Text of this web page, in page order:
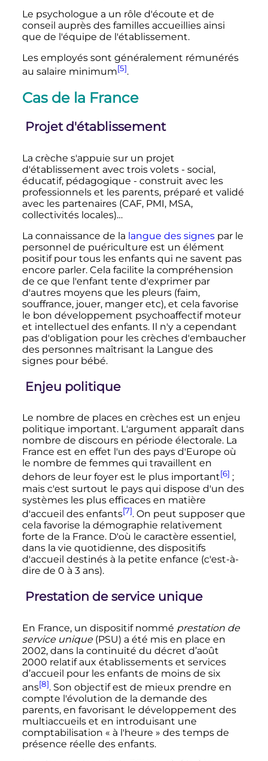
Le psychologue a un rôle d'écoute et de
conseil auprès des familles accueillies ainsi
que de l'équipe de l'établissement.
Les employés sont généralement rémunérés
au salaire minimum[5].
Cas de la France
Projet d'établissement
La crèche s'appuie sur un projet
d'établissement avec trois volets - social,
éducatif, pédagogique - construit avec les
professionnels et les parents, préparé et validé
avec les partenaires (CAF, PMI, MSA,
collectivités locales)…
La connaissance de la langue des signespar le
personnel de puériculture est un élément
positif pour tous les enfants qui ne savent pas
encore parler. Cela facilite la compréhension
de ce que l'enfant tente d'exprimer par
d'autres moyens que les pleurs (faim,
souffrance, jouer, manger etc), et cela favorise
le bon développement psychoaffectif moteur
et intellectuel des enfants. Il n'y a cependant
pas d'obligation pour les crèches d'embaucher
des personnes maîtrisant la Langue des
signes pour bébé.
Enjeu politique
Le nombre de places en crèches est un enjeu
politique important. L'argument apparaît dans
nombre de discours en période électorale. La
France est en effet l'un des pays d'Europe où
le nombre de femmes qui travaillent en
dehors de leur foyer est le plus important[6] ;
mais c'est surtout le pays qui dispose d'un des
systèmes les plus efficaces en matière
d'accueil des enfants[7]. On peut supposer que
cela favorise la démographie relativement
forte de la France. D'où le caractère essentiel,
dans la vie quotidienne, des dispositifs
d'accueil destinés à la petite enfance (c'est-à-
dire de 0 à 3 ans).
Prestation de service unique
En France, un dispositif nommé prestation de
service unique(PSU) a été mis en place en
2002, dans la continuité du décret d’août
2000 relatif aux établissements et services
d’accueil pour les enfants de moins de six
ans[8]. Son objectif est de mieux prendre en
compte l'évolution de la demande des
parents, en favorisant le développement des
multiaccueils et en introduisant une
comptabilisation « à l'heure » des temps de
présence réelle des enfants.